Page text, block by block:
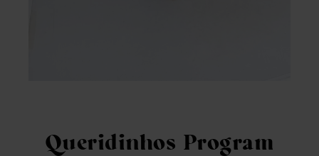
Queridinhos Program